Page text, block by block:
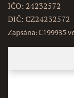
IČO: 24232572
DIČ: CZ24232572
Zapsána: C199935